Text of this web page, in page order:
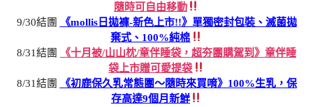
隨時可自由移動
9/30結團
《mollis日拋褲-新色上市!!》單獨密封包裝、滅菌拋
棄式、100%純棉
8/31結團
《十月被/山山枕/童伴睡袋，超夯團購駕到》童伴睡
袋上市贈可愛提袋
8/31結團
《初鹿保久乳常態團～隨時來買唷》100%生乳，保
存高達9個月新鮮